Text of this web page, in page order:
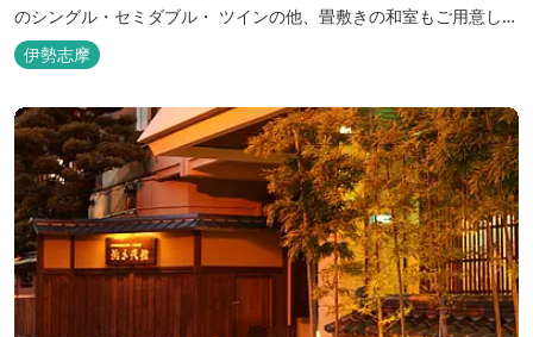
のシングル・セミダブル・ ツインの他、畳敷きの和室もご用意して
おります。 （和室はベッドが設置されています）靴を脱いでお部屋
でおくつろぎください。 また、朝食バイキング無料サービス（営業
Fi・LAN接...
伊勢志摩